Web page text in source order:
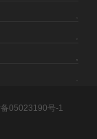
05023190号-1